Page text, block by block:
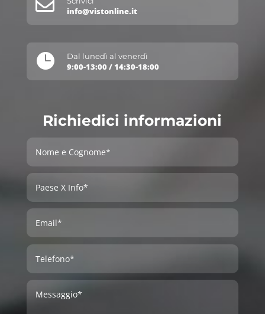
 info@vistonline.it
 Dal lunedì al venerdì
9:00-13:00 / 14:30-18:00
Richiedici informazioni